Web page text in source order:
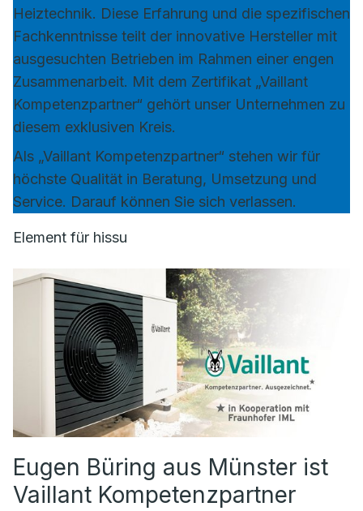
Heiztechnik. Diese Erfahrung und die spezifischen
Fachkenntnisse teilt der innovative Hersteller mit
ausgesuchten Betrieben im Rahmen einer engen
Zusammenarbeit. Mit dem Zertifikat „Vaillant
Kompetenzpartner“ gehört unser Unternehmen zu
diesem exklusiven Kreis.
Als „Vaillant Kompetenzpartner“ stehen wir für
höchste Qualität in Beratung, Umsetzung und
Service. Darauf können Sie sich verlassen.
Element für hissu
Eugen Büring aus Münster ist
Vaillant Kompetenzpartner